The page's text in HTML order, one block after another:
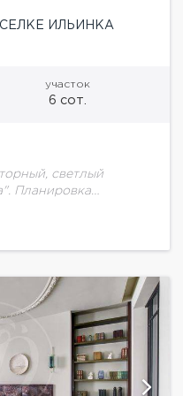
ИЛЬИНКА
участок
6 сот.
светлый
Планировка
гардеробная,